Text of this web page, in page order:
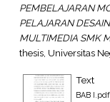
PEMBELAJARAN
PELAJARAN
MULTIMEDIA SMK
thesis, Universitas
Text
BAB I.pdf